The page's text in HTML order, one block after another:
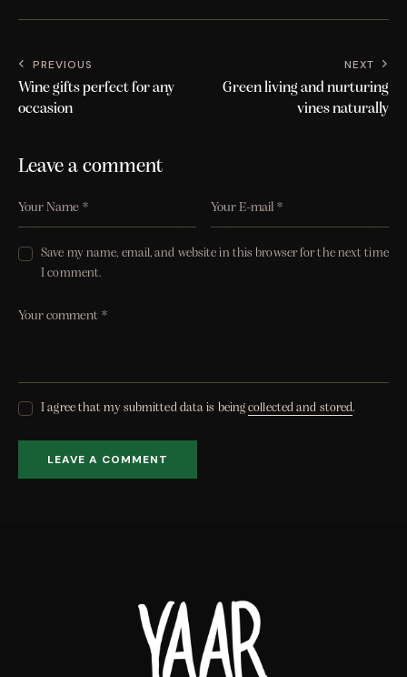
PREVIOUS
Wine gifts perfect for any
occasion
NEXT
Green living and nurturing
vines naturally
Leave a comment
Save my name, email, and website in this browser for the next time
I comment.
I agree that my submitted data is beingcollected and stored.